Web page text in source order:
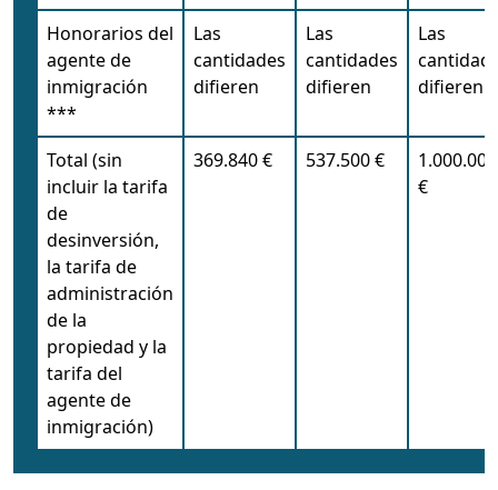
Honorarios del
agente de
inmigración
***
Las
cantidades
difieren
Las
cantidades
difieren
Las
difieren
Total (sin
incluir la tarifa
de
desinversión,
la tarifa de
administración
de la
propiedad y la
tarifa del
agente de
inmigración)
369.840 € 537.500 €
1.000.000
€